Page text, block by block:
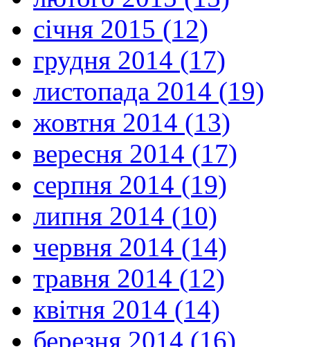
січня 2015 (12)
грудня 2014 (17)
листопада 2014 (19)
жовтня 2014 (13)
вересня 2014 (17)
серпня 2014 (19)
липня 2014 (10)
червня 2014 (14)
травня 2014 (12)
квітня 2014 (14)
березня 2014 (16)